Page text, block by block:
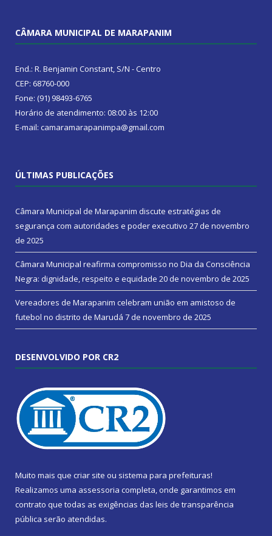
CÂMARA MUNICIPAL DE MARAPANIM
End.: R. Benjamin Constant, S/N - Centro
CEP: 68760-000
Fone: (91) 98493-6765
Horário de atendimento: 08:00 às 12:00
E-mail: camaramarapanimpa@gmail.com
ÚLTIMAS PUBLICAÇÕES
Câmara Municipal de Marapanim discute estratégias de
segurança com autoridades e poder executivo 27 de novembro
de 2025
Câmara Municipal reafirma compromisso no Dia da Consciência
Negra: dignidade, respeito e equidade 20 de novembro de 2025
Vereadores de Marapanim celebram união em amistoso de
futebol no distrito de Marudá 7 de novembro de 2025
DESENVOLVIDO POR CR2
Muito mais que criar site ou sistema para prefeituras!
Realizamos uma assessoria completa, onde garantimos em
contrato que todas as exigências das leis de transparência
pública serão atendidas.